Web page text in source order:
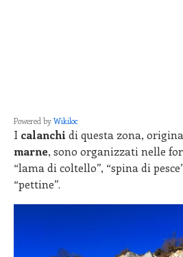
Powered by Wikiloc
I calanchi di questa zona,
marne, sono organizzati nelle
“lama di coltello”, “spina di
“pettine”.